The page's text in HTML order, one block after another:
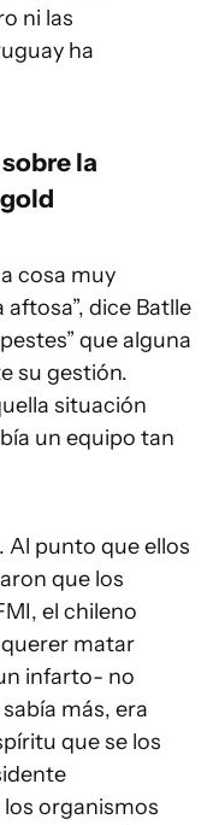
ni las
ha
la
cosa muy
dice Batlle
que alguna
su gestión.
situación
un equipo tan
Al punto que ellos
que los
el chileno
matar
infarto- no
más, era
que se los
organismos